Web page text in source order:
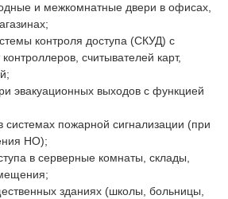
и межкомнатные двери в офисах,
контроля доступа (СКУД) с
считывателей карт,
эвакуационных выходов с функцией
системах пожарной сигнализации (при
НО);
в серверные комнаты, склады,
зданиях (школы, больницы,